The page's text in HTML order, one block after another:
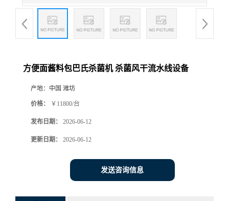
方便面酱料包巴氏杀菌机 杀菌风干流水线设备
产地： 中国 潍坊
价格： ￥11800/台
发布日期： 2026-06-12
更新日期： 2026-06-12
发送咨询信息